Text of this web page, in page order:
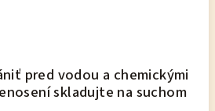
pred vodou a chemickými
skladujte na suchom